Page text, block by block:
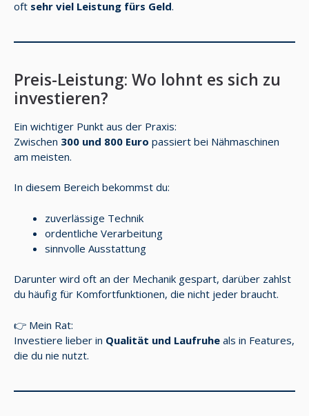
oft sehr viel Leistung fürs Geld.
Preis-Leistung: Wo lohnt es sich zu
investieren?
Ein wichtiger Punkt aus der Praxis:
Zwischen 300 und 800 Euro passiert bei Nähmaschinen
am meisten.
In diesem Bereich bekommst du:
zuverlässige Technik
ordentliche Verarbeitung
sinnvolle Ausstattung
Darunter wird oft an der Mechanik gespart, darüber zahlst
du häufig für Komfortfunktionen, die nicht jeder braucht.
👉 Mein Rat:
Investiere lieber in Qualität und Laufruhe als in Features,
die du nie nutzt.